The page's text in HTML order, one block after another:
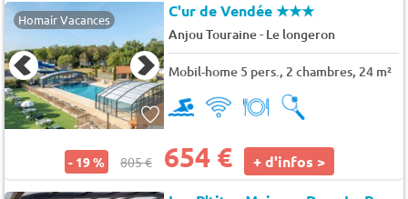
Homair Vacances C'ur de Vendée★★★
Anjou Touraine- Le longeron
Mobil-home 5 pers., 2 chambres, 24 m²
- 19 % 805 € 654 € + d'infos >